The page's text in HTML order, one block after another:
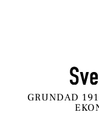
GRUNDAD